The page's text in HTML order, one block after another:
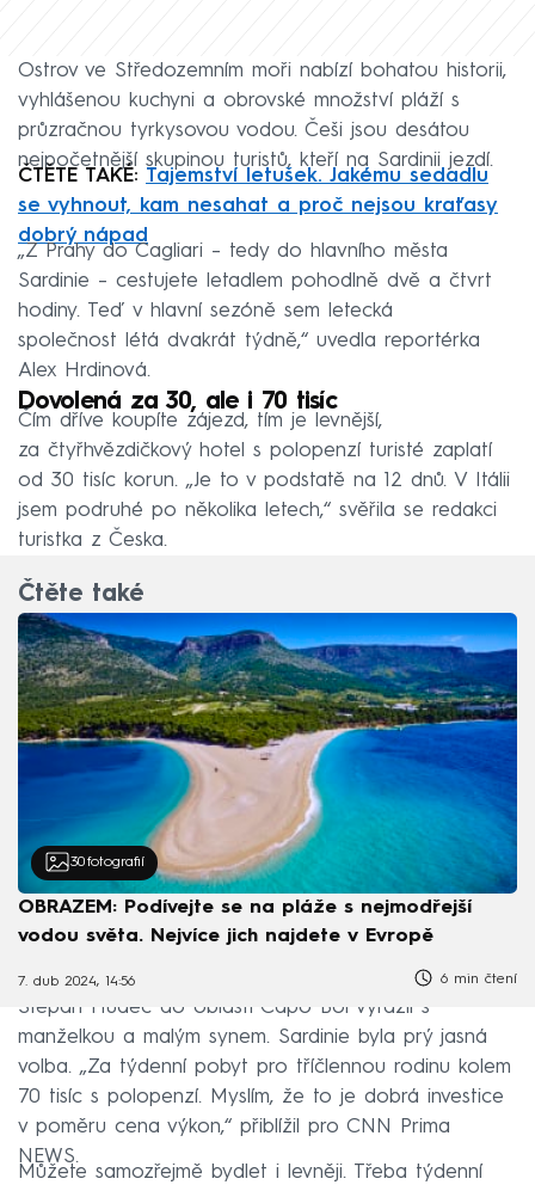
Ostrov ve Středozemním moři nabízí bohatou historii,
vyhlášenou kuchyni a obrovské množství pláží s
průzračnou tyrkysovou vodou. Češi jsou desátou
nejpočetnější skupinou turistů, kteří na Sardinii jezdí.
ČTĚTE TAKÉ: Tajemství letušek. Jakému sedadlu
se vyhnout, kam nesahat a proč nejsou kraťasy
dobrý nápad
„Z Prahy do Cagliari – tedy do hlavního města
Sardinie – cestujete letadlem pohodlně dvě a čtvrt
hodiny. Teď v hlavní sezóně sem letecká
společnost létá dvakrát týdně,“ uvedla reportérka
Alex Hrdinová.
Dovolená za 30, ale i 70 tisíc
Čím dříve koupíte zájezd, tím je levnější,
za čtyřhvězdičkový hotel s polopenzí turisté zaplatí
od 30 tisíc korun. „Je to v podstatě na 12 dnů. V Itálii
jsem podruhé po několika letech,“ svěřila se redakci
turistka z Česka.
Čtěte také
30 fotografií
OBRAZEM: Podívejte se na pláže s nejmodřejší
vodou světa. Nejvíce jich najdete v Evropě
7. dub 2024, 14:56 6 min čtení
Štěpán Hudec do oblasti Capo Boi vyrazil s
manželkou a malým synem. Sardinie byla prý jasná
volba. „Za týdenní pobyt pro tříčlennou rodinu kolem
70 tisíc s polopenzí. Myslím, že to je dobrá investice
v poměru cena výkon,“ přiblížil pro CNN Prima
NEWS.
Můžete samozřejmě bydlet i levněji. Třeba týdenní